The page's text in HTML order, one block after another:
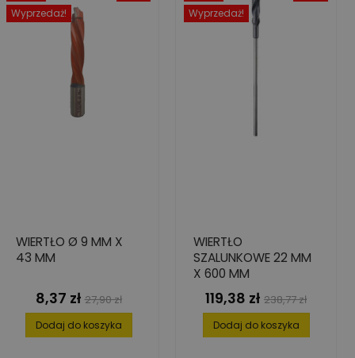
Wyprzedaż!
WIERTŁO Ø 9 MM X
43 MM
Cena
8,37 zł Cena
podstawowa
27,90 zł
Dodaj do koszyka
Wyprzedaż!
WIERTŁO
SZALUNKOWE 22 MM
X 600 MM
Cena
119,38 zł Cena
podstawowa
238,77 zł
Dodaj do koszyka